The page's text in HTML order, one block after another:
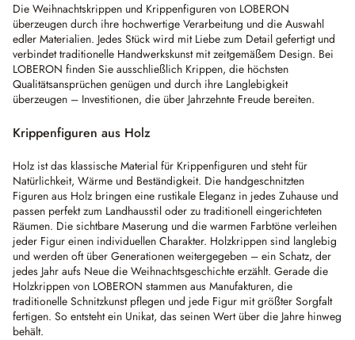
Die Weihnachtskrippen und Krippenfiguren von LOBERON
überzeugen durch ihre hochwertige Verarbeitung und die Auswahl
edler Materialien. Jedes Stück wird mit Liebe zum Detail gefertigt und
verbindet traditionelle Handwerkskunst mit zeitgemäßem Design. Bei
LOBERON finden Sie ausschließlich Krippen, die höchsten
Qualitätsansprüchen genügen und durch ihre Langlebigkeit
überzeugen – Investitionen, die über Jahrzehnte Freude bereiten.
Krippenfiguren aus Holz
Holz ist das klassische Material für Krippenfiguren und steht für
Natürlichkeit, Wärme und Beständigkeit. Die handgeschnitzten
Figuren aus Holz bringen eine rustikale Eleganz in jedes Zuhause und
passen perfekt zum Landhausstil oder zu traditionell eingerichteten
Räumen. Die sichtbare Maserung und die warmen Farbtöne verleihen
jeder Figur einen individuellen Charakter. Holzkrippen sind langlebig
und werden oft über Generationen weitergegeben – ein Schatz, der
jedes Jahr aufs Neue die Weihnachtsgeschichte erzählt. Gerade die
Holzkrippen von LOBERON stammen aus Manufakturen, die
traditionelle Schnitzkunst pflegen und jede Figur mit größter Sorgfalt
fertigen. So entsteht ein Unikat, das seinen Wert über die Jahre hinweg
behält.